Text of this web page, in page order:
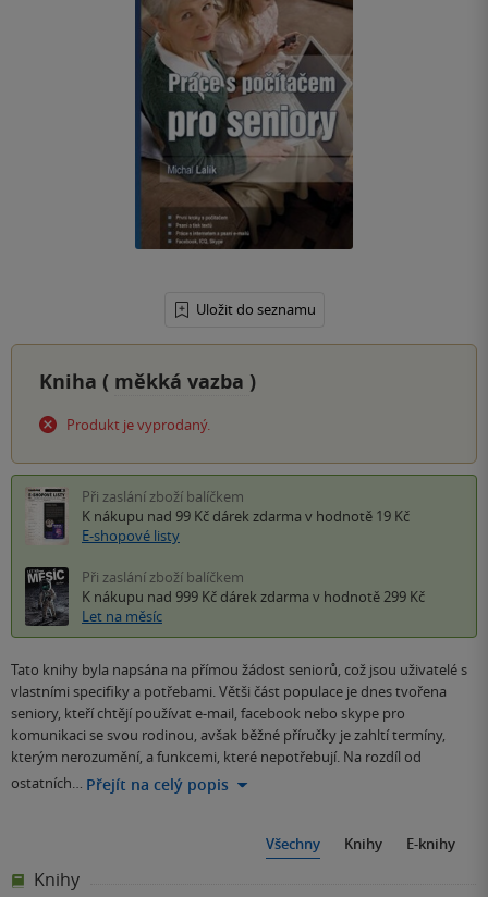
Uložit do seznamu
Kniha ( měkká vazba )
Produkt je vyprodaný.
Při zaslání zboží balíčkem
K nákupu nad 99 Kč dárek zdarma v hodnotě 19 Kč
E-shopové listy
Při zaslání zboží balíčkem
K nákupu nad 999 Kč dárek zdarma v hodnotě 299 Kč
Let na měsíc
Tato knihy byla napsána na přímou žádost seniorů, což jsou uživatelé s
vlastními specifiky a potřebami. Větši část populace je dnes tvořena
seniory, kteří chtějí používat e-mail, facebook nebo skype pro
komunikaci se svou rodinou, avšak běžné příručky je zahltí termíny,
kterým nerozumění, a funkcemi, které nepotřebují. Na rozdíl od
ostatních… Přejít na celý popis
Všechny Knihy E-knihy
Knihy